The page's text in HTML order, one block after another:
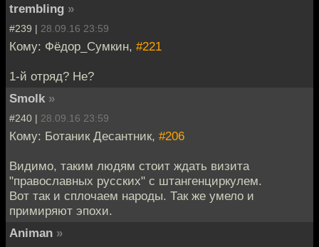
trembling »
#239 | 28.09.16 23:59
Кому: Фёдор_Сумкин, #221
1-й отряд? Не?
Smolk »
#240 | 28.09.16 23:59
Кому: Ботаник Десантник, #206
Видимо, таким людям стоит ждать визита
"православных русских" с штангенциркулем.
Вот так и сплочаем народы. Так же умело и
примиряют эпохи.
Animan »